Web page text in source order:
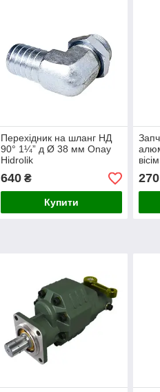
Перехідник на шланг НД
90° 1¼” д Ø 38 мм Onay
Hidrolik
640₴
Купити
270